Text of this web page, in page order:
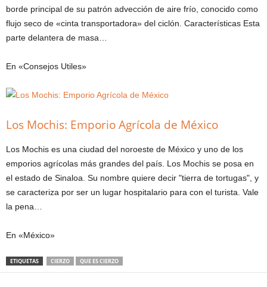
borde principal de su patrón advección de aire frío, conocido como
flujo seco de «cinta transportadora» del ciclón. Características Esta
parte delantera de masa…
En «Consejos Utiles»
Los Mochis: Emporio Agrícola de México
Los Mochis es una ciudad del noroeste de México y uno de los
emporios agrícolas más grandes del país. Los Mochis se posa en
el estado de Sinaloa. Su nombre quiere decir "tierra de tortugas", y
se caracteriza por ser un lugar hospitalario para con el turista. Vale
la pena…
En «México»
ETIQUETAS CIERZO QUE ES CIERZO